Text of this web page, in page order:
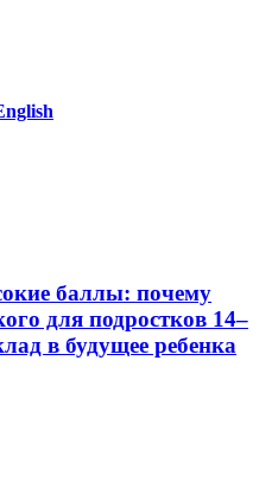
баллы: почему
для подростков 14–
в будущее ребенка